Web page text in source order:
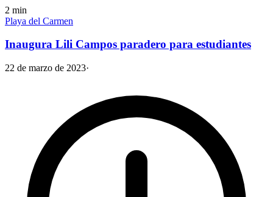
2 min
Playa del Carmen
Inaugura Lili Campos paradero para estudiantes
22 de marzo de 2023·